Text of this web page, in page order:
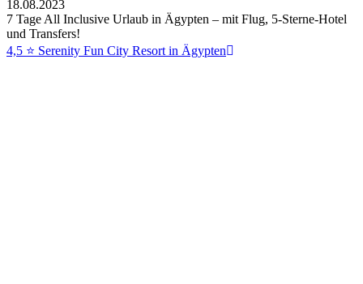
18.08.2023
7 Tage All Inclusive Urlaub in Ägypten – mit Flug, 5-Sterne-Hotel
und Transfers!
4,5 ⭐ Serenity Fun City Resort in Ägypten